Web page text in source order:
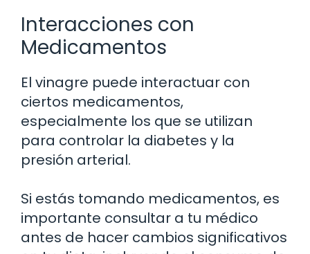
Interacciones con
Medicamentos
El vinagre puede interactuar con
ciertos medicamentos,
especialmente los que se utilizan
para controlar la diabetes y la
presión arterial.
Si estás tomando medicamentos, es
importante consultar a tu médico
antes de hacer cambios significativos